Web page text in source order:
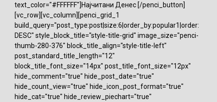
text_color="#FFFFFF"]Најчитани Денес [/penci_button]
[vc_row][vc_column][penci_grid_1
build_query="post_type:post|size:6|order_by:popular1|order:
DESC" style_block_title="style-title-grid" image_size="penci-
thumb-280-376" block_title_align="style-title-left"
post_standard_title_length="12"
block_title_font_size="14px" post_title_font_size="12px"
hide_comment="true" hide_post_date="true"
hide_count_view="true" hide_icon_post_format="true"
hide_cat="true" hide_review_piechart="true"